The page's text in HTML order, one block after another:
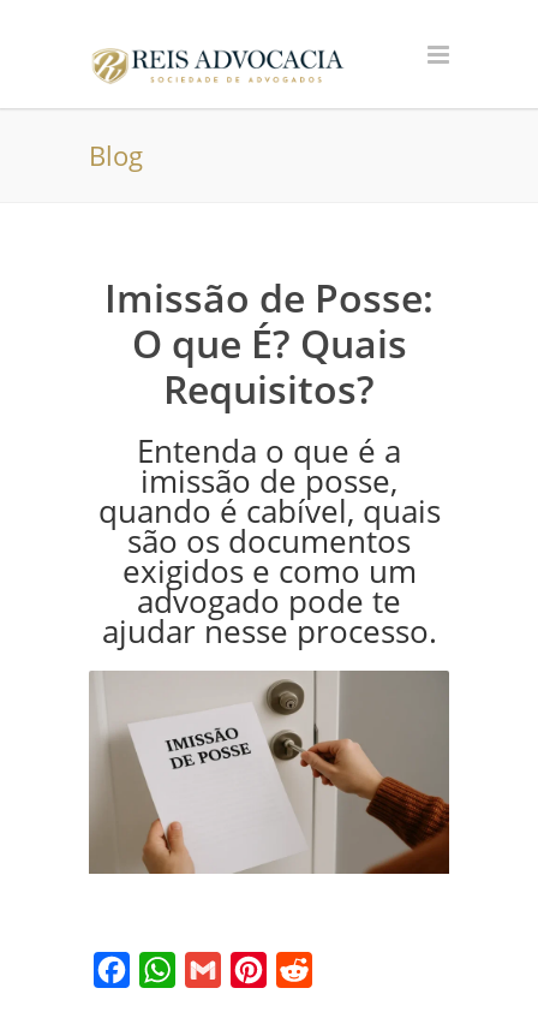
Blog
Imissão de Posse:
O que É? Quais
Requisitos?
Entenda o que é a
imissão de posse,
quando é cabível, quais
são os documentos
exigidos e como um
advogado pode te
ajudar nesse processo.